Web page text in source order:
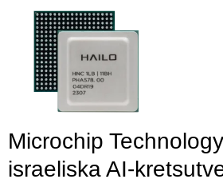
Microchip
israeliska AI-